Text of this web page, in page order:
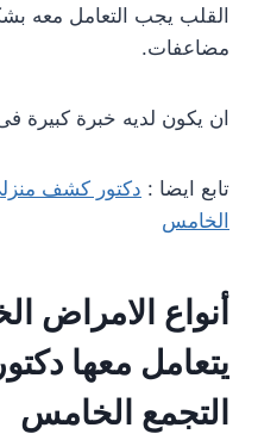
القلب يجب التعامل معه
مضاعفات.
ان يكون لديه خبرة كبيرة
تابع ايضا : دكتور كشف
الخامس
أنواع الامراض
يتعامل معها
التجمع الخامس